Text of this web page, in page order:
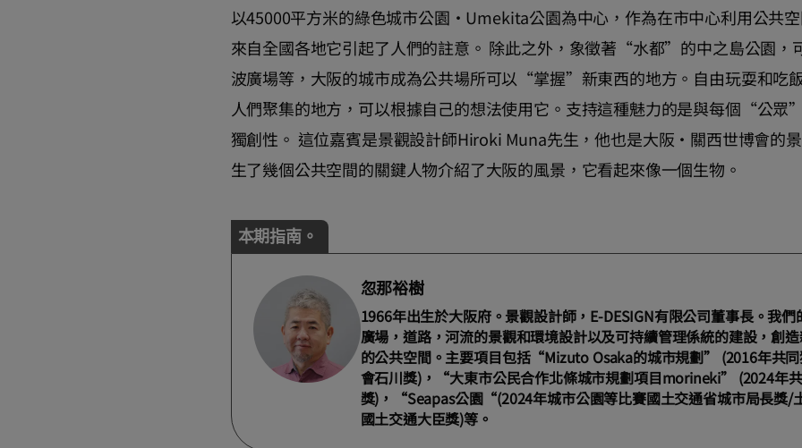
以45000平方米的綠色城市公園·Umekita公園為中心，作為在市中心利用公共
來自全國各地它引起了人們的註意。 除此之外，象徵著“水都”的中之島公園，
波廣場等，大阪的城市成為公共場所可以“掌握”新東西的地方。自由玩耍和吃
人們聚集的地方，可以根據自己的想法使用它。支持這種魅力的是與每個“公眾
獨創性。 這位嘉賓是景觀設計師Hiroki Muna先生，他也是大阪·關西世博會的
生了幾個公共空間的關鍵人物介紹了大阪的風景，它看起來像一個生物。
本期指南。
忽那裕樹
1966年出生於大阪府。景觀設計師，E-DESIGN有限公司董事長。我
廣場，道路，河流的景觀和環境設計以及可持續管理係統的建設，創
的公共空間。主要項目包括“Mizuto Osaka的城市規劃” (2016年共
會石川獎)，“大東市公民合作北條城市規劃項目morineki” (2024年
獎)，“Seapas公園“(2024年城市公園等比賽國土交通省城市局長獎/
國土交通大臣獎)等。